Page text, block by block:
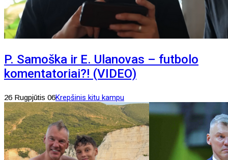
P. Samoška ir E. Ulanovas – futbolo
komentatoriai?! (VIDEO)
26 Rugpjūtis 06Krepšinis kitu kampu